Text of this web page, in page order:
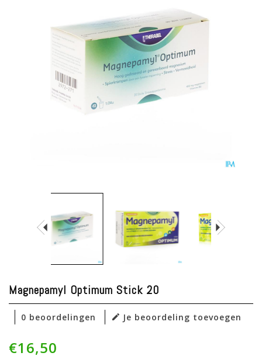
Magnepamyl Optimum Stick 20
0 beoordelingen Je beoordeling toevoegen
€16,50